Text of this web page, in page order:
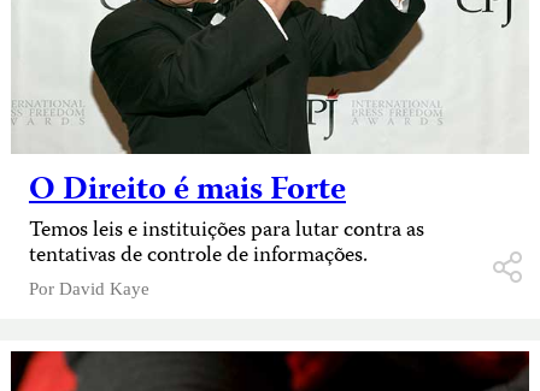
O Direito é mais Forte
Temos leis e instituições para lutar contra as
tentativas de controle de informações.
Por David Kaye